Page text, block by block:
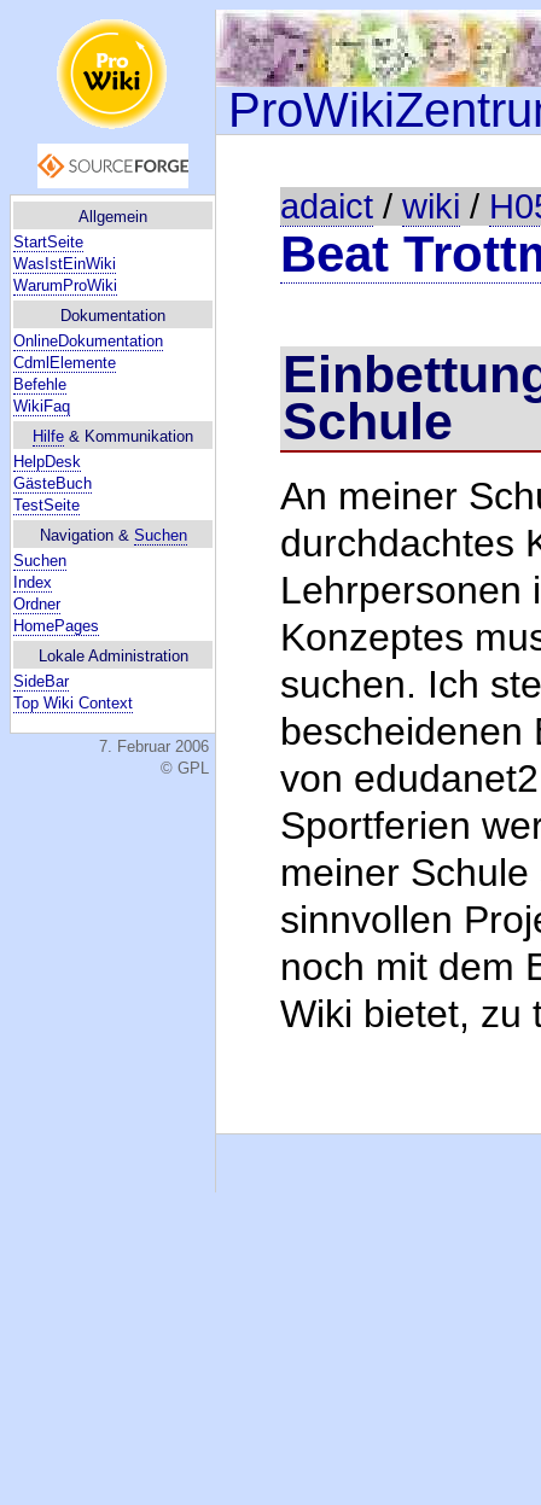
Allgemein
StartSeite
WasIstEinWiki
WarumProWiki
Dokumentation
OnlineDokumentation
CdmlElemente
Befehle
WikiFaq
Hilfe & Kommunikation
HelpDesk
GästeBuch
TestSeite
Navigation & Suchen
Suchen
Index
Ordner
HomePages
Lokale Administration
SideBar
Top Wiki Context
7. Februar 2006
© GPL
adaict /wiki /
Beat
Schule
An meiner
durchdachtes
Lehrpersonen
Konzeptes
suchen. Ich
bescheidenen
von
Sportferien
meiner
sinnvollen
noch mit dem
Wiki bietet, zu